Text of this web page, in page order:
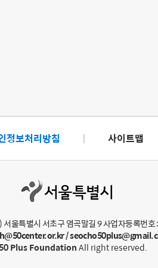
정보처리방침 | 사이트맵
울특별시 서초구 염곡말길 9사업자등록번호
/
Plus FoundationAll right reserved.